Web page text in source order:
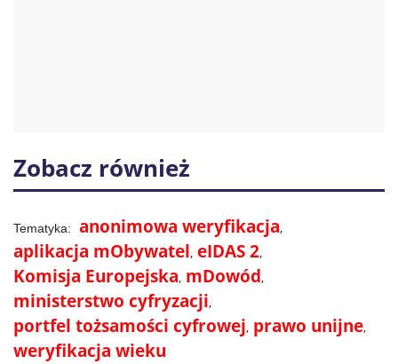
Zobacz również
anonimowa weryfikacja
aplikacja mObywatel eIDAS 2
Komisja Europejska mDowód
ministerstwo cyfryzacji
portfel tożsamości cyfrowej prawo unijne
weryfikacja wieku